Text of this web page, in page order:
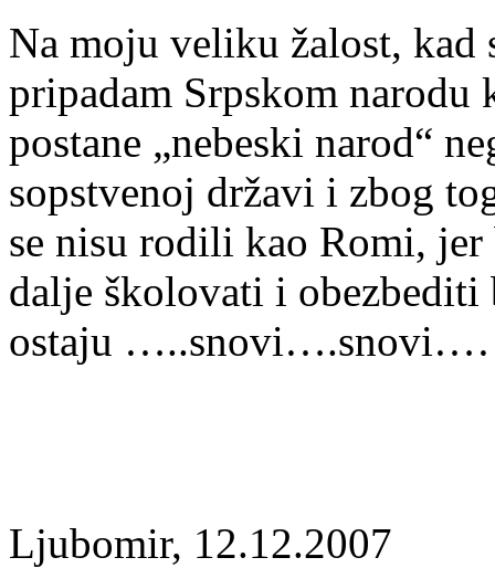
Na moju veliku žalost, kad
pripadam Srpskom
postane „nebeski narod“
sopstvenoj državi i zbog
se nisu rodili kao Romi,
dalje školovati i obezbediti
ostaju
Ljubomir, 12.12.2007